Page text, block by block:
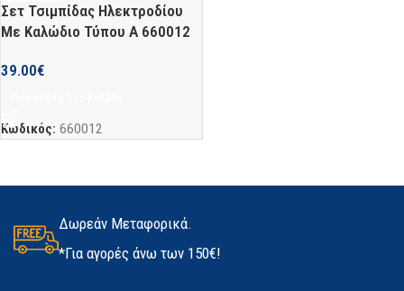
Σετ Τσιμπίδας Ηλεκτροδίου
Με Καλώδιο Τύπου Α 660012
39.00€
Κωδικός: 660012
Δωρεάν Μεταφορικά.
*Για αγορές άνω των 150€!